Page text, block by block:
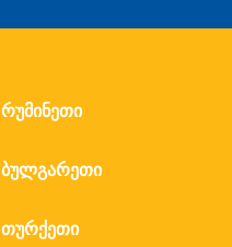
რუმინეთი
ბულგარეთი
თურქეთი